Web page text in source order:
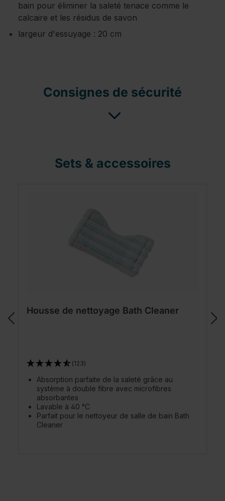
bain pour éliminer la saleté tenace comme le
calcaire et les résidus de savon
largeur d'essuyage : 20 cm
Consignes de sécurité
Sets & accessoires
Housse de nettoyage Bath Cleaner
(123)
Absorption parfaite de la saleté grâce au
système à double fibre avec microfibres
absorbantes
Lavable à 40 °C
Parfait pour le nettoyeur de salle de bain Bath
Cleaner